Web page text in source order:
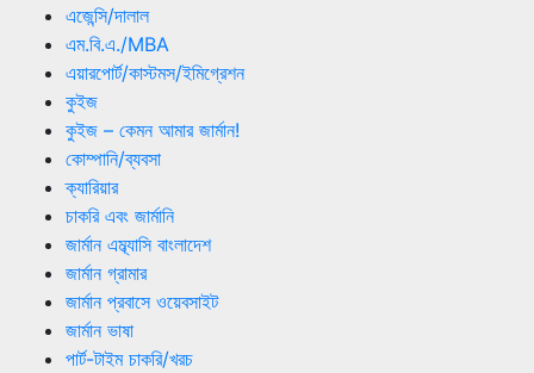
এজেন্সি/দালাল
এম.বি.এ./MBA
এয়ারপোর্ট/কাস্টমস/ইমিগ্রেশন
কুইজ
কুইজ – কেমন আমার জার্মান!
কোম্পানি/ব্যবসা
ক্যারিয়ার
চাকরি এবং জার্মানি
জার্মান এম্ব্যাসি বাংলাদেশ
জার্মান গ্রামার
জার্মান প্রবাসে ওয়েবসাইট
জার্মান ভাষা
পার্ট-টাইম চাকরি/খরচ